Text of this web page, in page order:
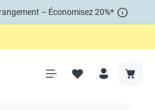
– Économisez 20%*